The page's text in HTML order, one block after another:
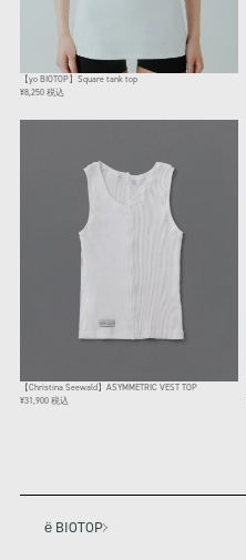
【yo BIOTOP】Square tank top
¥8,250 税込
【Christina Seewald】ASYMMETRIC VEST TOP
¥31,900 税込
ё BIOTOP